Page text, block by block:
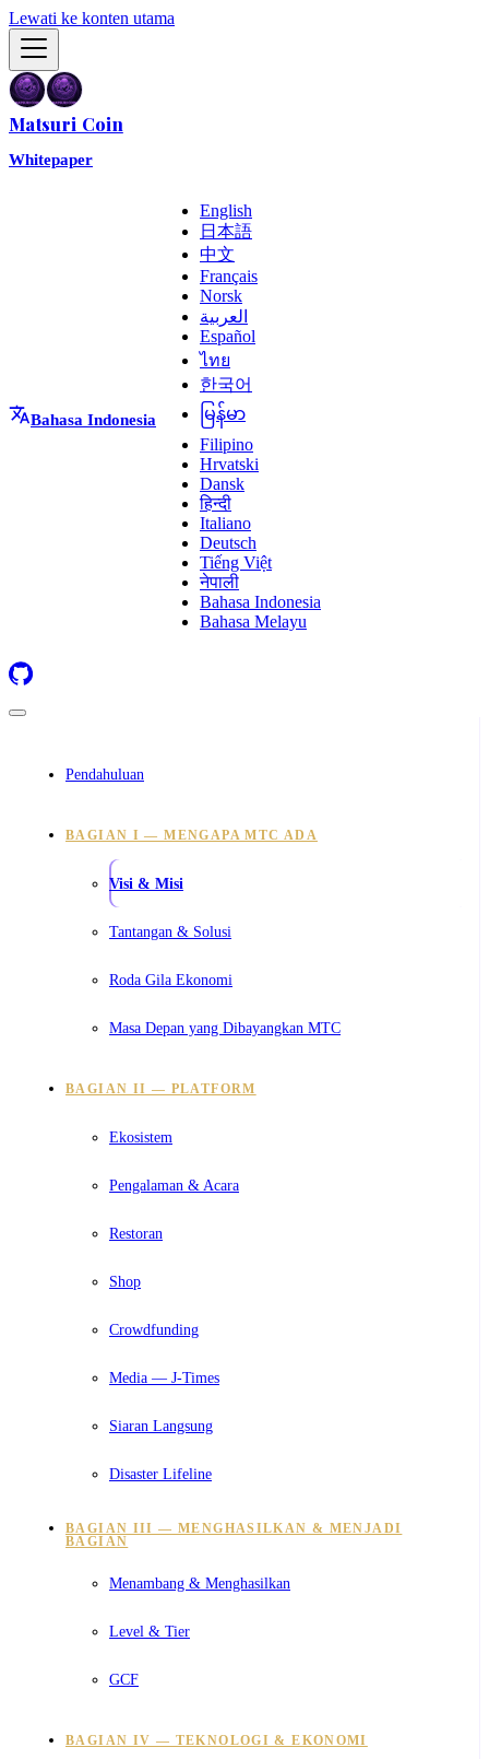
Lewati ke konten utama
Matsuri Coin
Whitepaper
Bahasa Indonesia
English
日本語
中文
Français
Norsk
العربية
Español
ไทย
한국어
မြန်မာ
Filipino
Hrvatski
Dansk
हिन्दी
Italiano
Deutsch
Tiếng Việt
नेपाली
Bahasa Indonesia
Bahasa Melayu
Pendahuluan
BAGIAN I — MENGAPA MTC ADA
Visi & Misi
Tantangan & Solusi
Roda Gila Ekonomi
Masa Depan yang Dibayangkan MTC
BAGIAN II — PLATFORM
Ekosistem
Pengalaman & Acara
Restoran
Shop
Crowdfunding
Media — J-Times
Siaran Langsung
Disaster Lifeline
BAGIAN III — MENGHASILKAN & MENJADI
BAGIAN
Menambang & Menghasilkan
Level & Tier
GCF
BAGIAN IV — TEKNOLOGI & EKONOMI